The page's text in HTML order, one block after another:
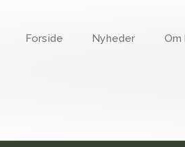
Forside Nyheder Om